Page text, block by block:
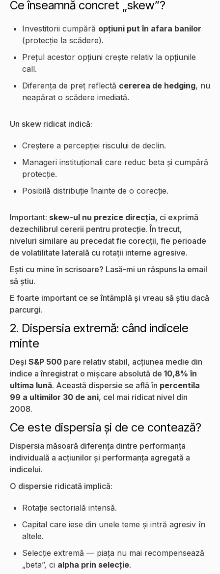
Ce înseamnă concret „skew”?
Investitorii cumpără opțiuni put în afara banilor
(protecție la scădere).
Prețul acestor opțiuni crește relativ la opțiunile
call.
Diferența de preț reflectă cererea de hedging, nu
neapărat o scădere imediată.
Un skew ridicat indică:
Creștere a percepției riscului de declin.
Manageri instituționali care reduc beta și cumpără
protecție.
Posibilă distribuție înainte de o corecție.
Important: skew-ul nu prezice direcția, ci exprimă
dezechilibrul cererii pentru protecție. În trecut,
niveluri similare au precedat fie corecții, fie perioade
de volatilitate laterală cu rotații interne agresive.
Ești cu mine în scrisoare? Lasă-mi un răspuns la email
să știu.
E foarte important ce se întâmplă și vreau să știu dacă
parcurgi.
2. Dispersia extremă: când indicele
minte
Deși S&P 500 pare relativ stabil, acțiunea medie din
indice a înregistrat o mișcare absolută de 10,8% în
ultima lună. Această dispersie se află în percentila
99 a ultimilor 30 de ani, cel mai ridicat nivel din
2008.
Ce este dispersia și de ce contează?
Dispersia măsoară diferența dintre performanța
individuală a acțiunilor și performanța agregată a
indicelui.
O dispersie ridicată implică:
Rotație sectorială intensă.
Capital care iese din unele teme și intră agresiv în
altele.
Selecție extremă — piața nu mai recompensează
„beta”, ci alpha prin selecție.